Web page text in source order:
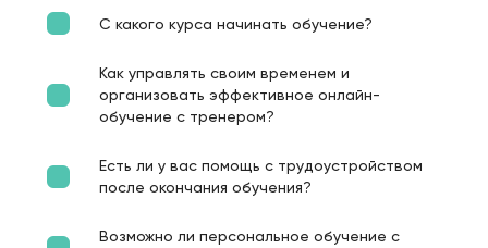
С какого курса начинать обучение?
Как управлять своим временем и
организовать эффективное онлайн-
обучение с тренером?
Есть ли у вас помощь с трудоустройством
после окончания обучения?
Возможно ли персональное обучение с